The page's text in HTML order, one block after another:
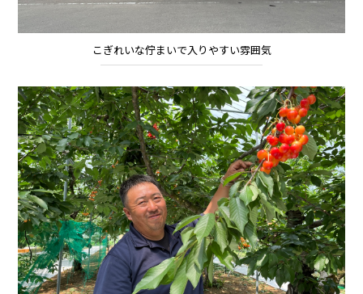
こぎれいな佇まいで入りやすい雰囲気